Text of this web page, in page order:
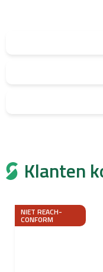
Klanten
NIET REACH-
CONFORM